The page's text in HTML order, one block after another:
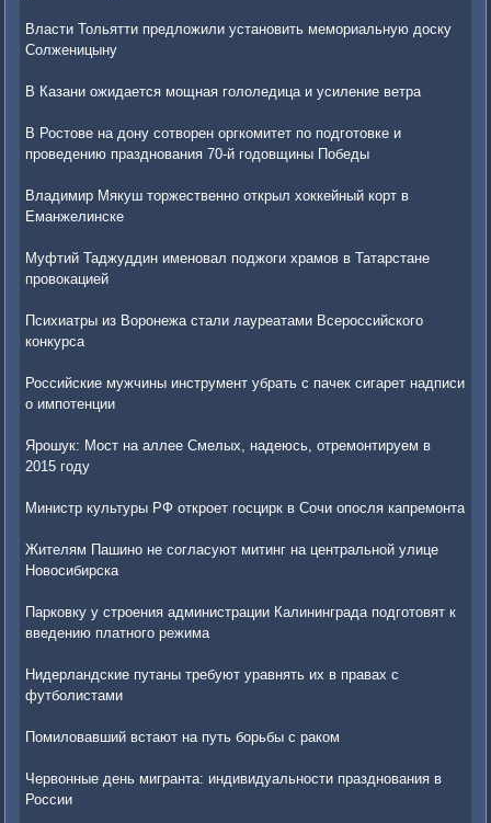
Власти Тольятти предложили установить мемориальную доску
Солженицыну
В Казани ожидается мощная гололедица и усиление ветра
В Ростове на дону сотворен оргкомитет по подготовке и
проведению празднования 70-й годовщины Победы
Владимир Мякуш торжественно открыл хоккейный корт в
Еманжелинске
Муфтий Таджуддин именовал поджоги храмов в Татарстане
провокацией
Психиатры из Воронежа стали лауреатами Всероссийского
конкурса
Российские мужчины инструмент убрать с пачек сигарет надписи
о импотенции
Ярошук: Мост на аллее Смелых, надеюсь, отремонтируем в
2015 году
Министр культуры РФ откроет госцирк в Сочи опосля капремонта
Жителям Пашино не согласуют митинг на центральной улице
Новосибирска
Парковку у строения администрации Калининграда подготовят к
введению платного режима
Нидерландские путаны требуют уравнять их в правах с
футболистами
Помиловавший встают на путь борьбы с раком
Червонные день мигранта: индивидуальности празднования в
России